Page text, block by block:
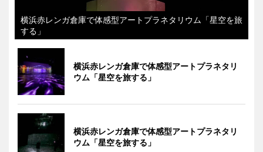
横浜赤レンガ倉庫で体感型アートプラネタリウム「星空を旅
する」
横浜赤レンガ倉庫で体感型アートプラネタリ
ウム「星空を旅する」
横浜赤レンガ倉庫で体感型アートプラネタリ
ウム「星空を旅する」